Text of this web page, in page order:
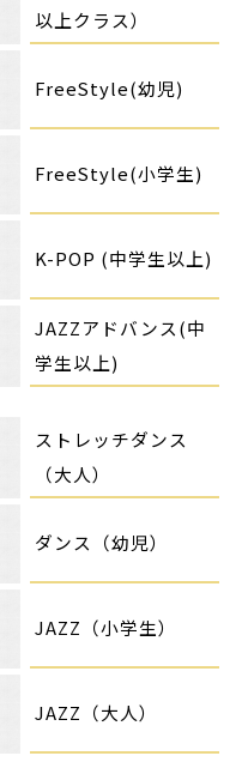
以上クラス）
FreeStyle(幼児)
FreeStyle(小学生)
K-POP (中学生以上)
JAZZアドバンス(中
学生以上)
ストレッチダンス
（大人）
ダンス（幼児）
JAZZ（小学生）
JAZZ（大人）